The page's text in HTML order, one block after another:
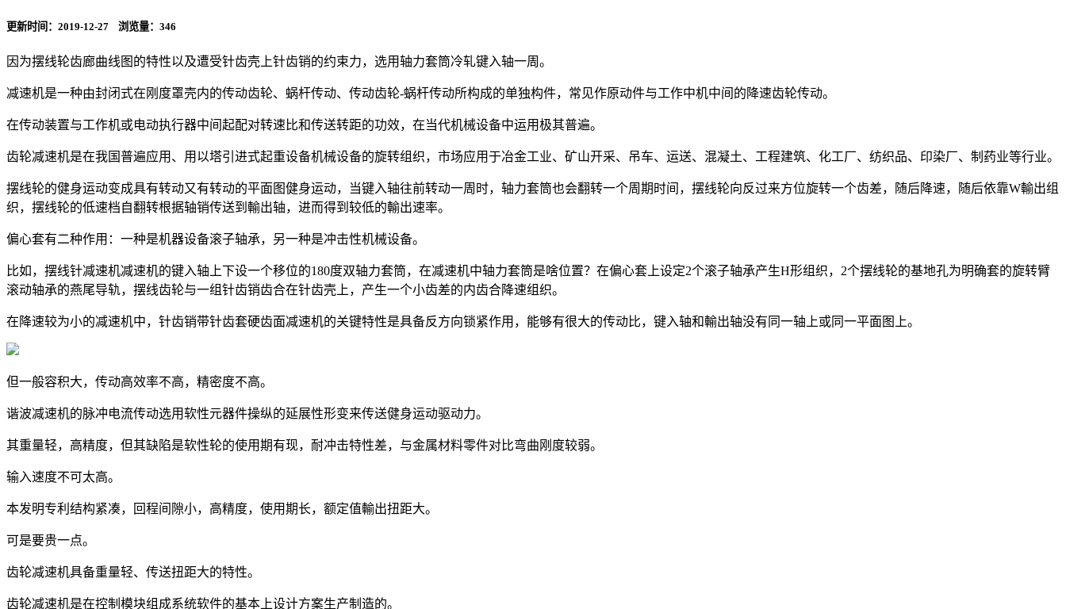
更新时间：2019-12-27 浏览量： 346
因为摆线轮齿廊曲线图的特性以及遭受针齿壳上针齿销的约束力，选用轴力套筒冷轧键入轴一周。
减速机是一种由封闭式在刚度罩壳内的传动齿轮、蜗杆传动、传动齿轮-蜗杆传动所构成的单独构件，常见作原动件与工作中机中间的降速齿轮传动。
在传动装置与工作机或电动执行器中间起配对转速比和传送转距的功效，在当代机械设备中运用极其普遍。
齿轮减速机是在我国普遍应用、用以塔引进式起重设备机械设备的旋转组织，市场应用于冶金工业、矿山开采、吊车、运送、混凝土、工程建筑、化工厂、纺织品、印染厂、制药业等行业。
摆线轮的健身运动变成具有转动又有转动的平面图健身运动，当键入轴往前转动一周时，轴力套筒也会翻转一个周期时间，摆线轮向反过来方位旋转一个齿差，随后降速，随后依靠W輸出组
织，摆线轮的低速档自翻转根据轴销传送到輸出轴，进而得到较低的輸出速率。
偏心套有二种作用：一种是机器设备滚子轴承，另一种是冲击性机械设备。
比如，摆线针减速机减速机的键入轴上下设一个移位的180度双轴力套筒，在减速机中轴力套筒是啥位置？在偏心套上设定2个滚子轴承产生H形组织，2个摆线轮的基地孔为明确套的旋转臂
滚动轴承的燕尾导轨，摆线齿轮与一组针齿销齿合在针齿壳上，产生一个小齿差的内齿合降速组织。
在降速较为小的减速机中，针齿销带针齿套硬齿面减速机的关键特性是具备反方向锁紧作用，能够有很大的传动比，键入轴和輸出轴没有同一轴上或同一平面图上。
但一般容积大，传动高效率不高，精密度不高。
谐波减速机的脉冲电流传动选用软性元器件操纵的延展性形变来传送健身运动驱动力。
其重量轻，高精度，但其缺陷是软性轮的使用期有现，耐冲击特性差，与金属材料零件对比弯曲刚度较弱。
输入速度不可太高。
本发明专利结构紧凑，回程间隙小，高精度，使用期长，额定值輸出扭距大。
可是要贵一点。
齿轮减速机具备重量轻、传送扭距大的特性。
齿轮减速机是在控制模块组成系统软件的基本上设计方案生产制造的。